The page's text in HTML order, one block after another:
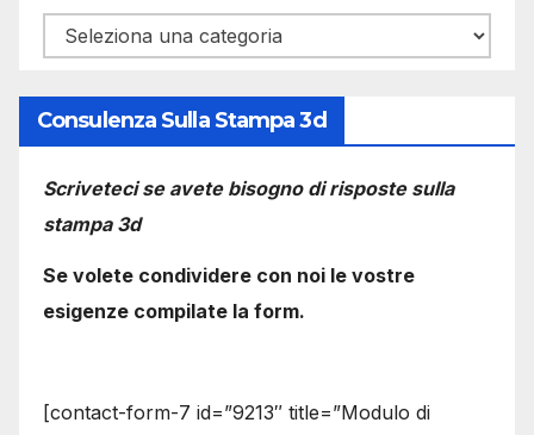
Categorie
Consulenza Sulla Stampa 3d
Scriveteci se avete bisogno di risposte sulla
stampa 3d
Se volete condividere con noi le vostre
esigenze compilate la form.
[contact-form-7 id=”9213″ title=”Modulo di